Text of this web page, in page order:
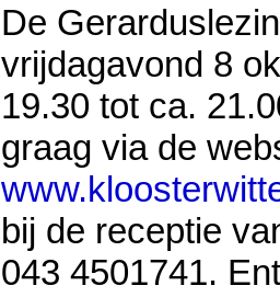
De
vrijdagavond 8
19.30 tot ca.
graag via de
bij de receptie
043 4501741.